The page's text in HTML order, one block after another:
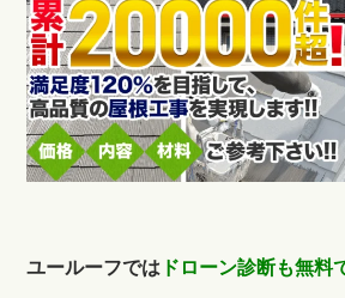
ユールーフでは ドローン診断も無料